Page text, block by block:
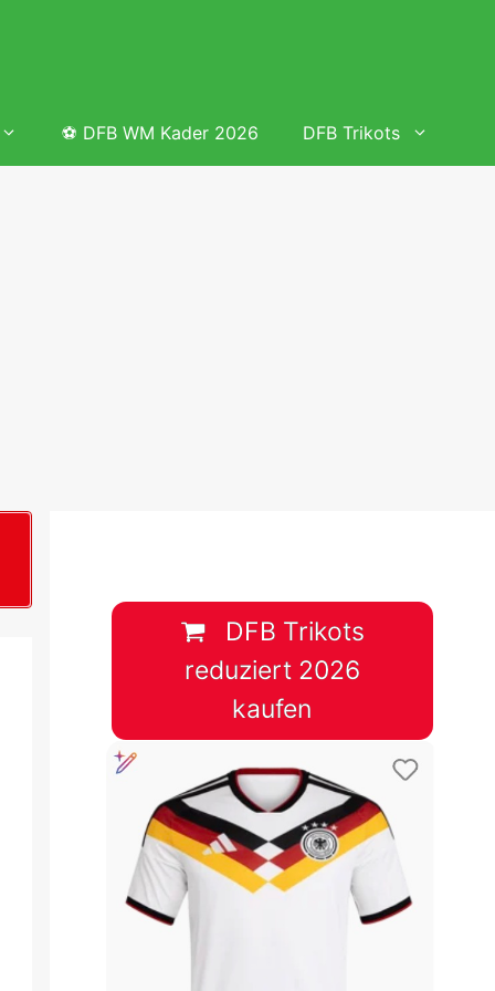
&
&
Tabelle
⚽ DFB WM Kader 2026 DFB Trikots
DFB Trikots
reduziert 2026
kaufen